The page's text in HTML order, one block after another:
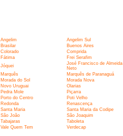
Angelim Angelim Sul
Brasilar Buenos Aires
Colorado Comprida
Fátima Frei Serafim
Jóquei
José Francisco de Almeida
Neto
Marquês Marquês de Paranaguá
Morada do Sol Morada Nova
Novo Uruguai Olarias
Pedra Mole Piçarra
Porto do Centro Poti Velho
Redonda Renascença
Santa Maria Santa Maria da Codipe
São João São Joaquim
Tabajaras Taboleta
Vale Quem Tem Verdecap